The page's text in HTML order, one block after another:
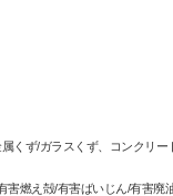
くず/ガラスくず、コンクリ
燃え殻/有害ばいじん/有害廃